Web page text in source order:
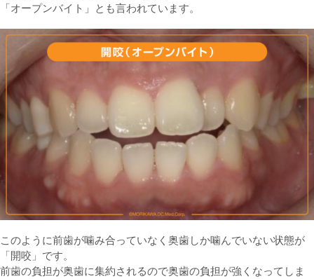
「オープンバイト」とも言われています。
このように前歯が噛み合っていなく奥歯しか噛んでいない状態が
「開咬」です。
前歯の負担が奥歯に集約されるので奥歯の負担が強くなってしま